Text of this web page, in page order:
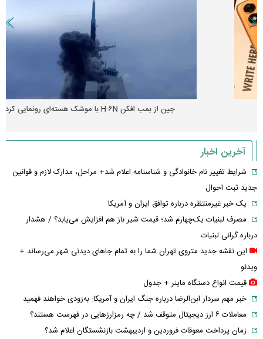
چین از بمب افکن H-۶N با موشک هسته‌ای رونمایی کرد
آخرین اخبار
شرایط تغییر نام خانوادگی و شناسنامه اعلام شد+ مراحل، مدارک لازم و قوانین
جدید ثبت احوال
یک خبر غیرمنتظره درباره توافق ایران و آمریکا
مصرف لبنیات یک‌چهارم شد؛ قیمت شیر باز هم افزایش می‌یابد؟ / هشدار
درباره گرانی لبنیات
این نقشه جدید متروی تهران شما را به تمام جاهای دیدنی شهر می‌رساند +
ویدئو
قیمت انواع دستگاه ماینر + جدول
خبر مهم سردار ابن‌الرضا درباره جنگ ایران و آمریکا: به‌زودی خواهند فهمید
معاملات ۶ ارز دیجیتال متوقف شد / چه رمزارزهایی در فهرست هستند؟
زمان پرداخت معوقات فروردین و اردیبهشت بازنشستگان اعلام شد؟